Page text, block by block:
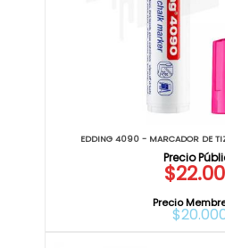
EDDING 4090 - MARCADOR DE
Precio